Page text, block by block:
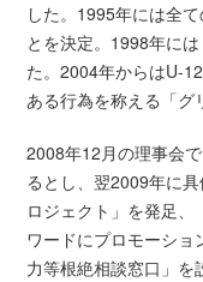
した。1995年には全
とを決定。1998年に
た。2004年からはU-
ある行為を称える「グ
2008年12月の理事会
るとし、翌2009年に
ロジェクト」を発足
ワードにプロモーシ
力等根絶相談窓口」を